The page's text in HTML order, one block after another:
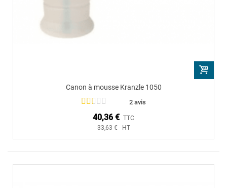
Canon à mousse Kranzle 1050
2 avis
40,36 € TTC
33,63 € HT